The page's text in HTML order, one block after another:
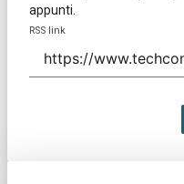
appunti.
RSS link